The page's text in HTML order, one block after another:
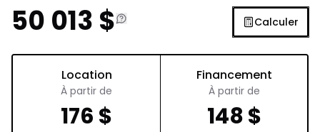
50 013 $ Calculer
Location
À partir de
176 $
Financement
À partir de
148$